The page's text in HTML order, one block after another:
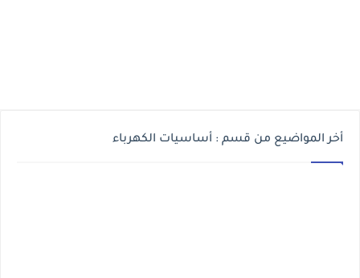
أخر المواضيع من قسم : أساسيات الكهرباء